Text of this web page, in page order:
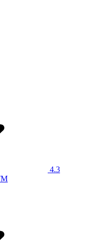
4.3